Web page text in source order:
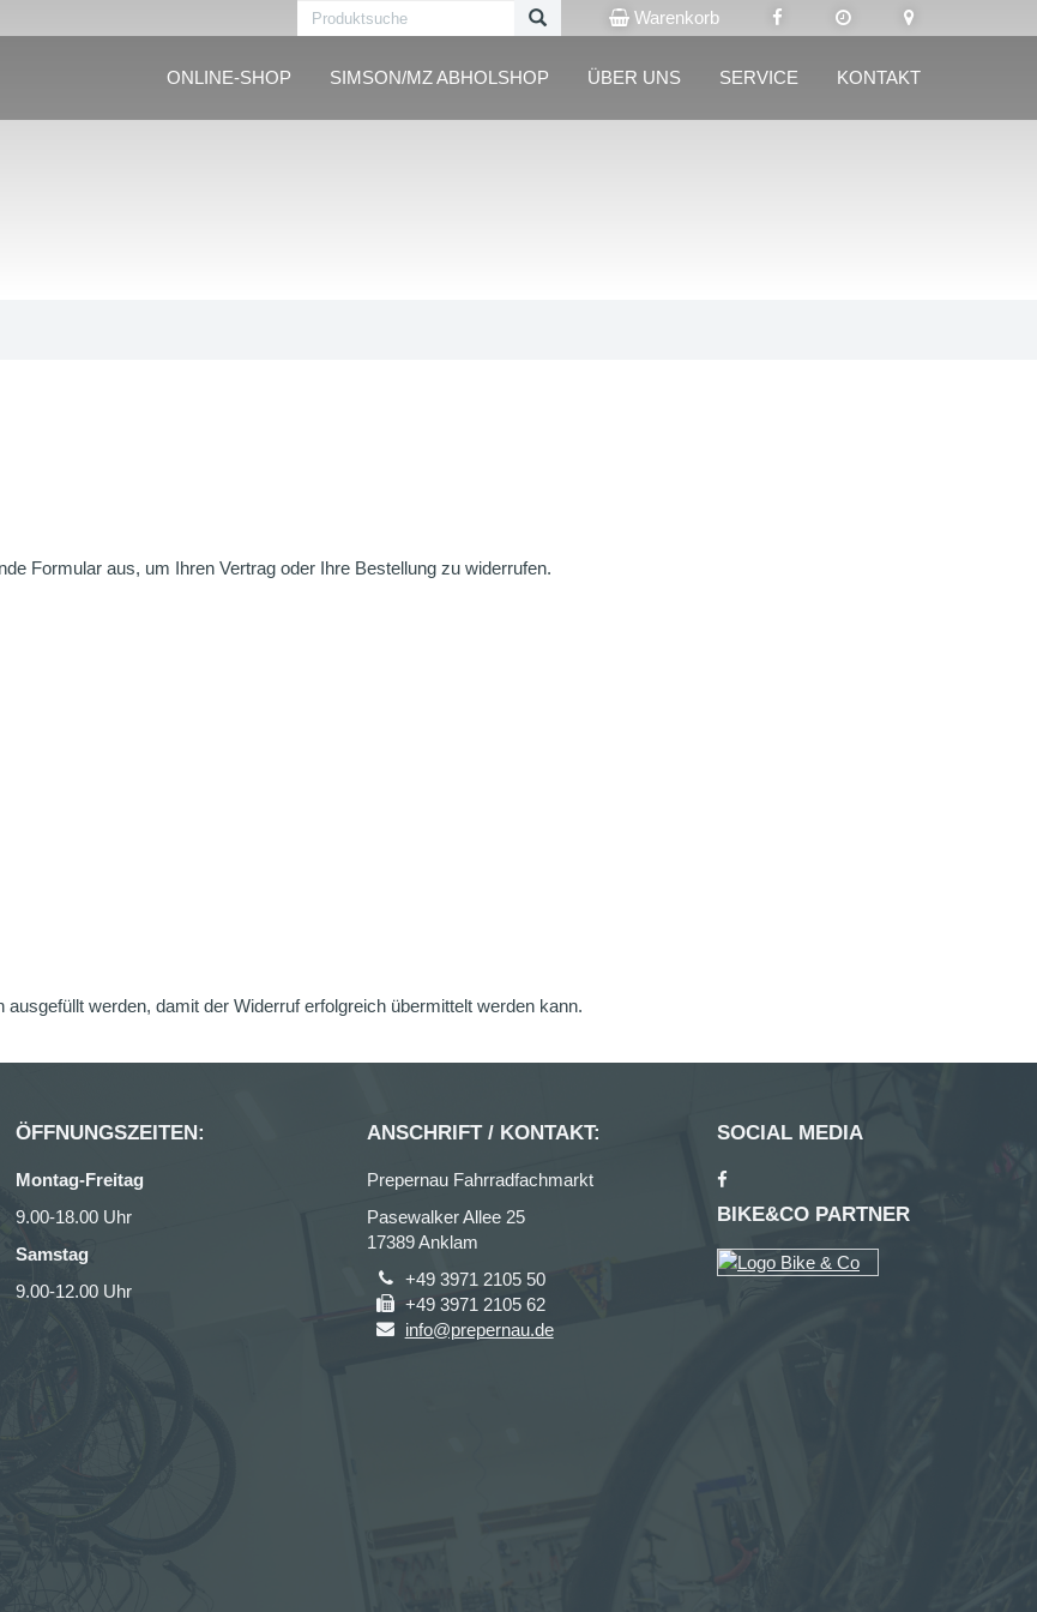
Warenkorb
ONLINE-SHOP SIMSON/MZ ABHOLSHOP ÜBER UNS SERVICE KONTAKT
Formular aus, um Ihren Vertrag oder Ihre Bestellung zu widerrufen.
werden, damit der Widerruf erfolgreich übermittelt werden kann.
ÖFFNUNGSZEITEN:
Montag-Freitag
9.00-18.00 Uhr
Samstag
9.00-12.00 Uhr
ANSCHRIFT / KONTAKT:
Prepernau Fahrradfachmarkt
Pasewalker Allee 25
17389 Anklam
+49 3971 2105 50
+49 3971 2105 62
info@prepernau.de
SOCIAL MEDIA
BIKE&CO PARTNER